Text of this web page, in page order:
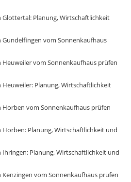
Planung, Wirtschaftlichkeit
vom Sonnenkaufhaus
vom Sonnenkaufhaus prüfen
Planung, Wirtschaftlichkeit
Horben vom Sonnenkaufhaus prüfen
Planung, Wirtschaftlichkeit und
Planung, Wirtschaftlichkeit und
vom Sonnenkaufhaus prüfen